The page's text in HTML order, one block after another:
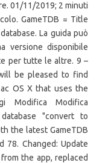
01/11/2019; 2 minuti
GameTDB = Title
La guida può
versione disponibile
per tutte le altre. 9 –
be pleased to find
OS X that uses the
Modifica Modifica
"convert to
the latest GameTDB
78. Changed: Update
the app, replaced